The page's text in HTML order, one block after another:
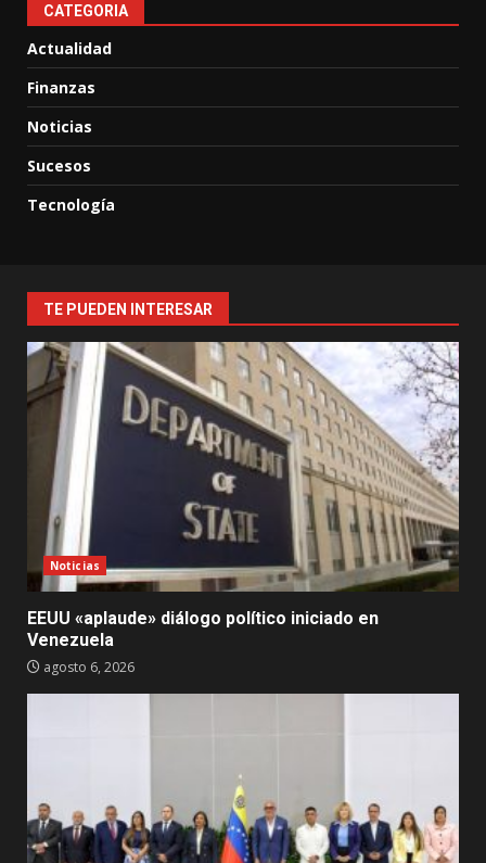
CATEGORIA
Actualidad
Finanzas
Noticias
Sucesos
Tecnología
TE PUEDEN INTERESAR
Noticias
EEUU «aplaude» diálogo político iniciado en
Venezuela
agosto 6, 2026